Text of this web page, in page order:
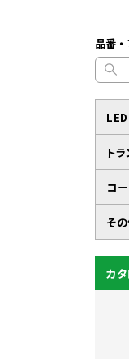
品番
ト
コ
そ
カ